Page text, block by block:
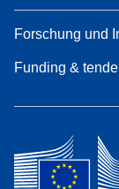
Forschung und
Funding &